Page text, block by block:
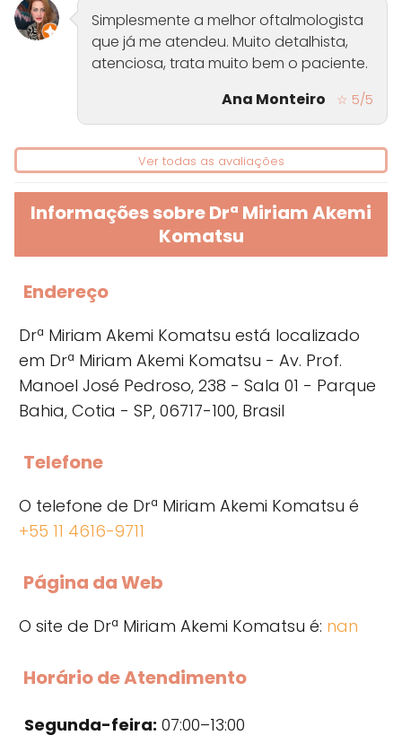
Simplesmente a melhor oftalmologista
que já me atendeu. Muito detalhista,
atenciosa, trata muito bem o paciente.
Ana Monteiro
☆ 5/5
Ver todas as avaliações
Informações sobre Drª Miriam Akemi
Komatsu
Endereço
Drª Miriam Akemi Komatsu está localizado
em Drª Miriam Akemi Komatsu - Av. Prof.
Manoel José Pedroso, 238 - Sala 01 - Parque
Bahia, Cotia - SP, 06717-100, Brasil
Telefone
O telefone de Drª Miriam Akemi Komatsu é
+55 11 4616-9711
Página da Web
O site de Drª Miriam Akemi Komatsu é: nan
Horário de Atendimento
Segunda-feira: 07:00–13:00